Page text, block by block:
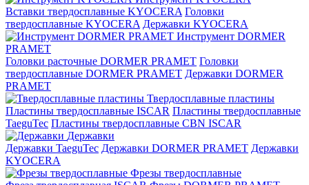
Вставки твердосплавные KYOCERA Головки
твердосплавные KYOCERA Державки KYOCERA
Инструмент DORMER
PRAMET
Головки расточные DORMER PRAMET Головки
твердосплавные DORMER PRAMET Державки DORMER
PRAMET
Твердосплавные пластины
Пластины твердосплавные ISCAR Пластины твердосплавные
TaeguTec Пластины твердосплавные CBN ISCAR
Державки
Державки TaeguTec Державки DORMER PRAMET Державки
KYOCERA
Фрезы твердосплавные